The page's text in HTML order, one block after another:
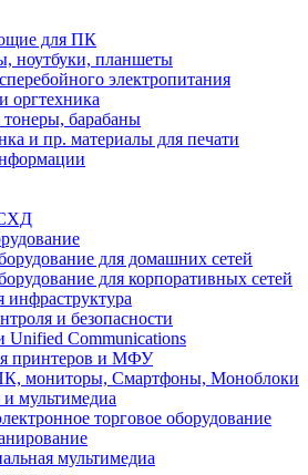
для ПК
ноутбуки, планшеты
электропитания
оргтехника
барабаны
и пр. материалы для печати
для домашних сетей
для корпоративных сетей
и безопасности
Unified Communications
принтеров и МФУ
мониторы, Смартфоны, Моноблоки
мультимедиа
торговое оборудование
мультимедиа